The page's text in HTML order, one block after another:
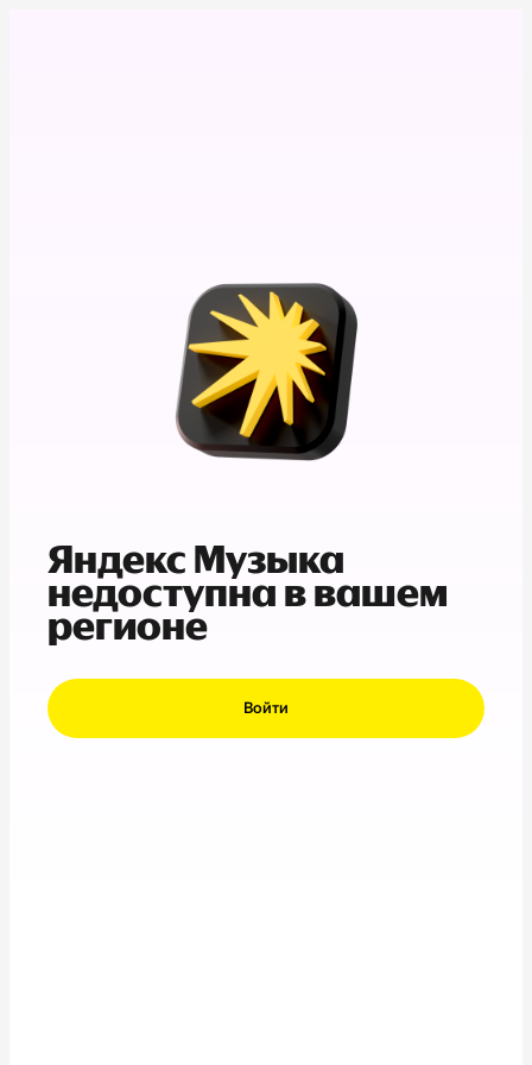
Яндекс Музыка
недоступна в вашем
регионе
Войти